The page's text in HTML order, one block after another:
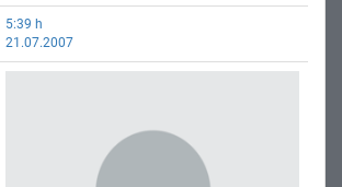
5:39 h
21.07.2007